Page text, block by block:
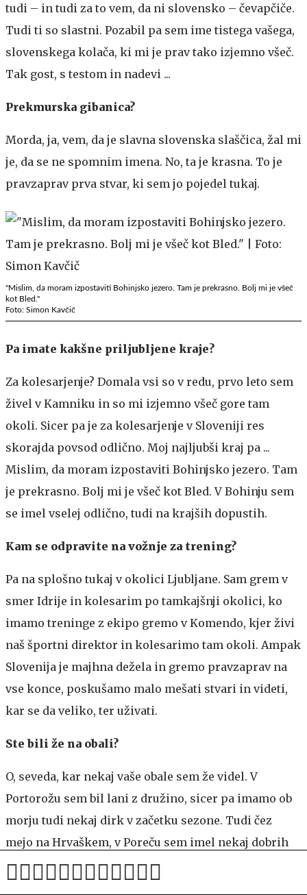
tudi – in tudi za to vem, da ni slovensko – čevapčiče.
Tudi ti so slastni. Pozabil pa sem ime tistega vašega,
slovenskega kolača, ki mi je prav tako izjemno všeč.
Tak gost, s testom in nadevi ...
Prekmurska gibanica?
Morda, ja, vem, da je slavna slovenska slaščica, žal mi
je, da se ne spomnim imena. No, ta je krasna. To je
pravzaprav prva stvar, ki sem jo pojedel tukaj.
"Mislim, da moram izpostaviti Bohinjsko jezero. Tam je prekrasno. Bolj mi je všeč
kot Bled."
Foto: Simon Kavčič
Pa imate kakšne priljubljene kraje?
Za kolesarjenje? Domala vsi so v redu, prvo leto sem
živel v Kamniku in so mi izjemno všeč gore tam
okoli. Sicer pa je za kolesarjenje v Sloveniji res
skorajda povsod odlično. Moj najljubši kraj pa ...
Mislim, da moram izpostaviti Bohinjsko jezero. Tam
je prekrasno. Bolj mi je všeč kot Bled. V Bohinju sem
se imel vselej odlično, tudi na krajših dopustih.
Kam se odpravite na vožnje za trening?
Pa na splošno tukaj v okolici Ljubljane. Sam grem v
smer Idrije in kolesarim po tamkajšnji okolici, ko
imamo treninge z ekipo gremo v Komendo, kjer živi
naš športni direktor in kolesarimo tam okoli. Ampak
Slovenija je majhna dežela in gremo pravzaprav na
vse konce, poskušamo malo mešati stvari in videti,
kar se da veliko, ter uživati.
Ste bili že na obali?
O, seveda, kar nekaj vaše obale sem že videl. V
Portorožu sem bil lani z družino, sicer pa imamo ob
morju tudi nekaj dirk v začetku sezone. Tudi čez
mejo na Hrvaškem, v Poreču sem imel nekaj dobrih
dirk.